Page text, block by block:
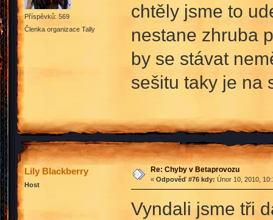
Příspěvků: 569
Členka organizace Tally
chtěly jsme to
nestane zhruba
by se stávat
sešitu taky je
Lily Blackberry
Host
Re: Chyby v Betaprovozu
« Odpověď #76 kdy: Únor 10, 2010,
Vyndali jsme tři